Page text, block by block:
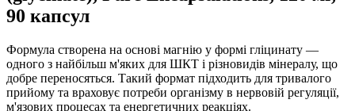
90 капсул
Формула створена на основі магнію у формі гліцинату —
одного з найбільш м'яких для ШКТ і різновидів мінералу, що
добре переносяться. Такий формат підходить для тривалого
прийому та враховує потреби організму в нервовій регуляції,
м'язових процесах та енергетичних реакціях.